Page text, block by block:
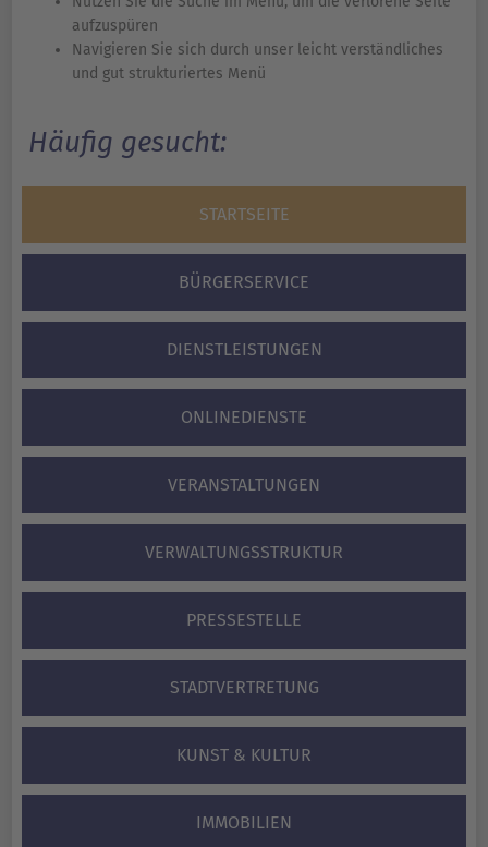
aufzuspüren
Navigieren Sie sich durch unser leicht verständliches
und gut strukturiertes Menü
Häufig gesucht:
STARTSEITE
BÜRGERSERVICE
DIENSTLEISTUNGEN
ONLINEDIENSTE
VERANSTALTUNGEN
VERWALTUNGS­STRUKTUR
PRESSESTELLE
STADTVERTRETUNG
KUNST & KULTUR
IMMOBILIEN